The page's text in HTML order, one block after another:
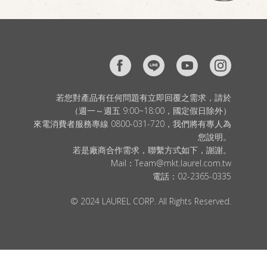
若您對產品有任何問題有立即回覆之需求，請於
（週一～週五 9:00~18:00，國定假日除外）
來電消費者服務專線 0800-031-720，我們將有專人為
您說明。
若是廠商合作需求，聯繫方式如下，謝謝。
Mail： Team@mkt.laurel.com.tw
電話： 02-2365-0335
© 2024 LAUREL CORP. All Rights Reserved.